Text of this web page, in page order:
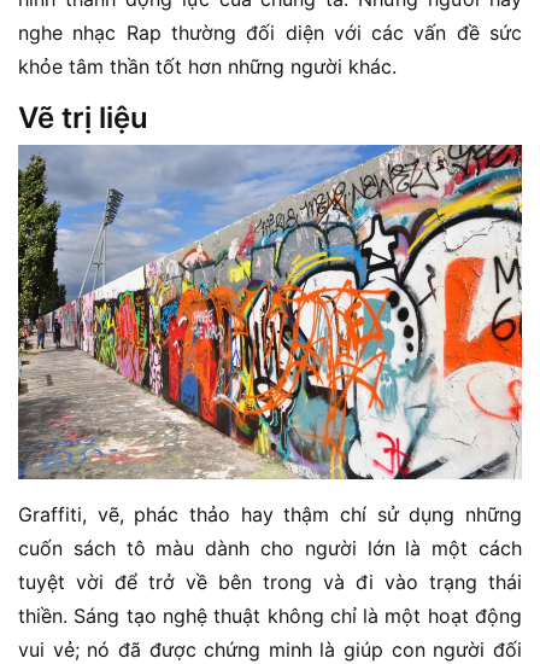
nghe nhạc Rap thường đối diện với các vấn đề sức
khỏe tâm thần tốt hơn những người khác.
Vẽ trị liệu
Graffiti, vẽ, phác thảo hay thậm chí sử dụng những
cuốn sách tô màu dành cho người lớn là một cách
tuyệt vời để trở về bên trong và đi vào trạng thái
thiền. Sáng tạo nghệ thuật không chỉ là một hoạt động
vui vẻ; nó đã được chứng minh là giúp con người đối